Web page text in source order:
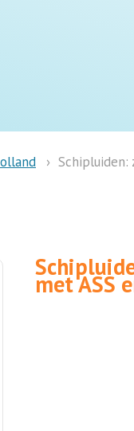
met ASS